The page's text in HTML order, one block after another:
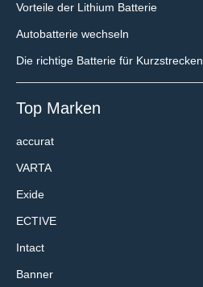
Vorteile der Lithium Batterie
Autobatterie wechseln
Die richtige Batterie für Kurzstrecken
Top Marken
accurat
VARTA
Exide
ECTIVE
Intact
Banner